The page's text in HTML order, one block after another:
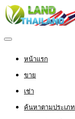
หน้าแรก
ขาย
เช่า
ค้นหาตามประเภท